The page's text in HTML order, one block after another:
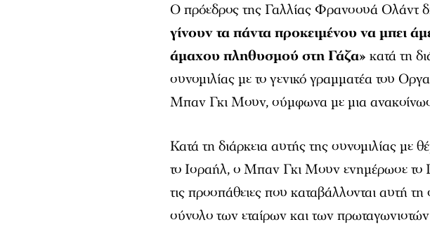
Ο πρόεδρος της Γαλλίας Φρανσουά Ολάντ
γίνουν τα πάντα προκειμένου να μπει
άμαχου πληθυσμού στη Γάζα» κατά τη
συνομιλίας με το γενικό γραμματέα του
Μπαν Γκι Μουν, σύμφωνα με μια
Κατά τη διάρκεια αυτής της συνομιλίας με
το Ισραήλ, ο Μπαν Γκι Μουν ενημέρωσε το
τις προσπάθειες που καταβάλλονται αυτή
σύνολο των εταίρων και των